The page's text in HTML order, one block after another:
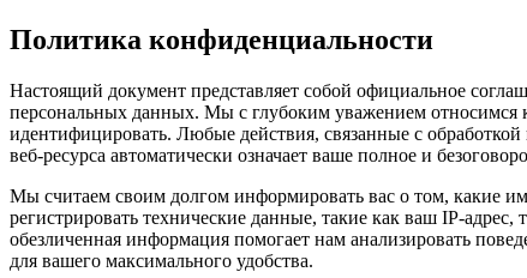
Политика конфиденциальности
Настоящий документ представляет собой официальное
персональных данных. Мы с глубоким уважением относимся
идентифицировать. Любые действия, связанные с
веб-ресурса автоматически означает ваше полное и
Мы считаем своим долгом информировать вас о том, какие
регистрировать технические данные, такие как ваш IP-
обезличенная информация помогает нам анализировать
для вашего максимального удобства.